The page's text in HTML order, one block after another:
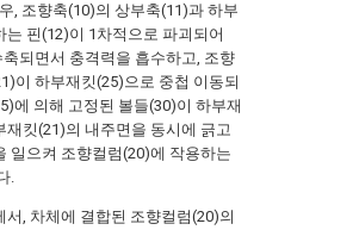
, 조향축(10)의 상부축(11)과 하부
는 핀(12)이 1차적으로 파괴되어
되면서 충격력을 흡수하고, 조향
이 하부재킷(25)으로 중첩 이동되
에 의해 고정된 볼들(30)이 하부재
재킷(21)의 내주면을 동시에 긁고
일으켜 조향컬럼(20)에 작용하는
.
, 차체에 결합된 조향컬럼(20)의